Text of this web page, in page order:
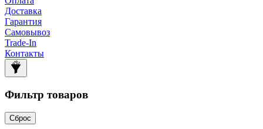
Доставка
Гарантия
Самовывоз
Trade-In
Контакты
Фильтр товаров
Сброс